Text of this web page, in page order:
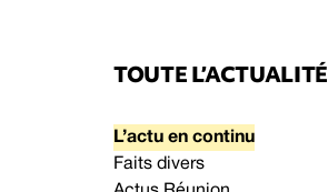
TOUTE L’ACTUALITÉ
L’actu en continu
Faits divers